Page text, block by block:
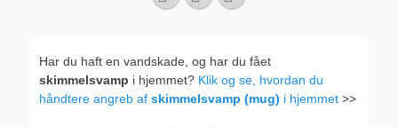
Har du haft en vandskade, og har du fået
skimmelsvamp i hjemmet? Klik og se, hvordan du
håndtere angreb af skimmelsvamp (mug) i hjemmet >>